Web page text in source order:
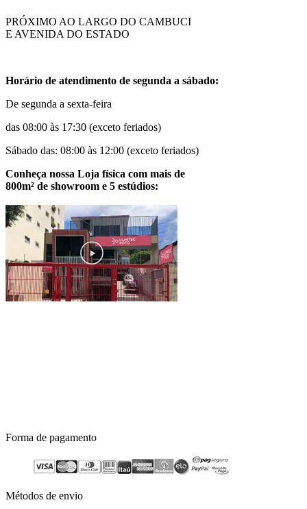
PRÓXIMO AO LARGO DO CAMBUCI
E AVENIDA DO ESTADO
Horário de atendimento de segunda a sábado:
De segunda a sexta-feira
das 08:00 às 17:30 (exceto feriados)
Sábado das: 08:00 às 12:00 (exceto feriados)
Conheça nossa Loja física com mais de
800m² de showroom e 5 estúdios:
Forma de pagamento
Métodos de envio